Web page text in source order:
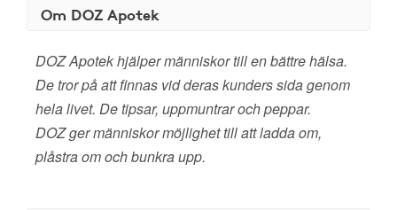
Om DOZ Apotek
DOZ Apotek hjälper människor till en bättre hälsa.
De tror på att finnas vid deras kunders sida genom
hela livet. De tipsar, uppmuntrar och peppar.
DOZ ger människor möjlighet till att ladda om,
plåstra om och bunkra upp.